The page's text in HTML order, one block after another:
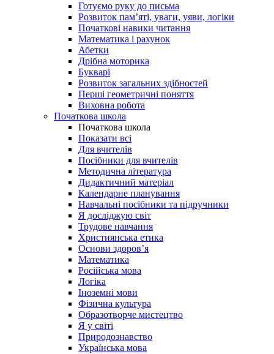
Готуємо руку до письма
Розвиток пам’яті, уваги, уяви, логіки
Початкові навики читання
Математика і рахунок
Абетки
Дрібна моторика
Букварі
Розвиток загальних здібностей
Перші геометричні поняття
Виховна робота
Початкова школа
Початкова школа
Показати всі
Для вчителів
Посібники для вчителів
Методична література
Дидактичний матеріал
Календарне планування
Навчальні посібники та підручники
Я досліджую світ
Трудове навчання
Християнська етика
Основи здоров’я
Математика
Російська мова
Логіка
Іноземні мови
Фізична культура
Образотворче мистецтво
Я у світі
Природознавство
Українська мова